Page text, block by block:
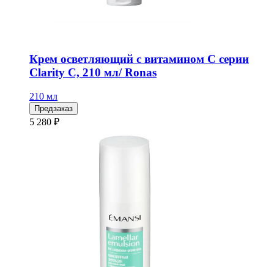
Крем осветляющий с витамином С серии
Clarity C, 210 мл/ Ronas
210 мл
Предзаказ
5 280 ₽